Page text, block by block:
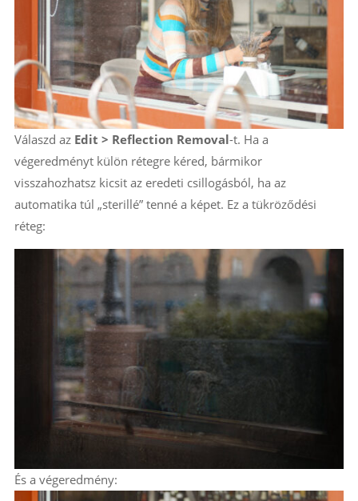
Válaszd az Edit > Reflection Removal-t. Ha a
végeredményt külön rétegre kéred, bármikor
visszahozhatsz kicsit az eredeti csillogásból, ha az
automatika túl „sterillé” tenné a képet. Ez a tükröződési
réteg:
És a végeredmény: